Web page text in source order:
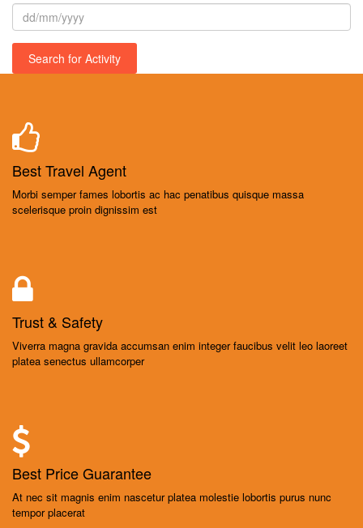
Search for Activity
Best Travel Agent
Morbi semper fames lobortis ac hac penatibus quisque massa
scelerisque proin dignissim est
Trust & Safety
Viverra magna gravida accumsan enim integer faucibus velit leo laoreet
platea senectus ullamcorper
Best Price Guarantee
At nec sit magnis enim nascetur platea molestie lobortis purus nunc
tempor placerat